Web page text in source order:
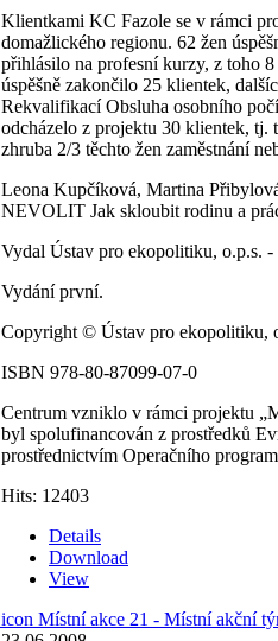
Klientkami KC Fazole se v rámci
domažlického regionu. 62 žen
přihlásilo na profesní kurzy, z toho
úspěšně zakončilo 25 klientek,
Rekvalifikací Obsluha osobního
odcházelo z projektu 30 klientek,
zhruba 2/3 těchto žen zaměstnání
Leona Kupčíková, Martina
NEVOLIT Jak skloubit rodinu a
Vydal Ústav pro ekopolitiku, o.p.s.
Vydání první.
Copyright © Ústav pro ekopolitiku,
ISBN 978-80-87099-07-0
Centrum vzniklo v rámci projektu
byl spolufinancován z prostředků
prostřednictvím Operačního
Hits: 12403
Details
Download
View
Místní akce 21 - Místní akční